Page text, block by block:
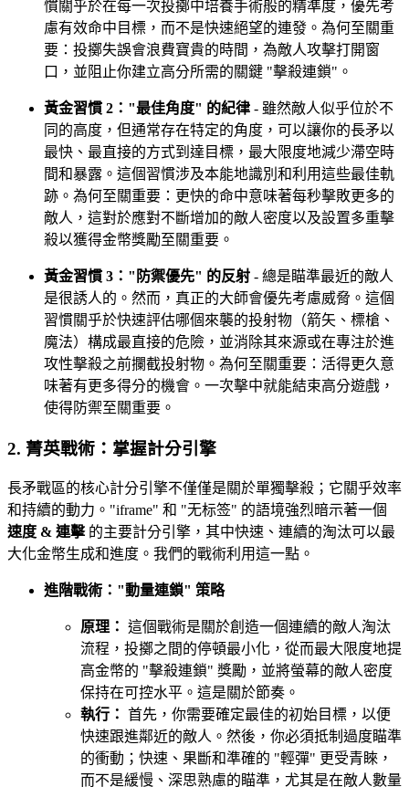
慣關乎於在每一次投擲中培養手術般的精準度，優先考
慮有效命中目標，而不是快速絕望的連發。為何至關重
要：投擲失誤會浪費寶貴的時間，為敵人攻擊打開窗
口，並阻止你建立高分所需的關鍵 "擊殺連鎖"。
黃金習慣 2："最佳角度" 的紀律 - 雖然敵人似乎位於不
同的高度，但通常存在特定的角度，可以讓你的長矛以
最快、最直接的方式到達目標，最大限度地減少滯空時
間和暴露。這個習慣涉及本能地識別和利用這些最佳軌
跡。為何至關重要：更快的命中意味著每秒擊敗更多的
敵人，這對於應對不斷增加的敵人密度以及設置多重擊
殺以獲得金幣獎勵至關重要。
黃金習慣 3："防禦優先" 的反射 - 總是瞄準最近的敵人
是很誘人的。然而，真正的大師會優先考慮威脅。這個
習慣關乎於快速評估哪個來襲的投射物（箭矢、標槍、
魔法）構成最直接的危險，並消除其來源或在專注於進
攻性擊殺之前攔截投射物。為何至關重要：活得更久意
味著有更多得分的機會。一次擊中就能結束高分遊戲，
使得防禦至關重要。
2. 菁英戰術：掌握計分引擎
長矛戰區的核心計分引擎不僅僅是關於單獨擊殺；它關乎效率
和持續的動力。"iframe" 和 "无标签" 的語境強烈暗示著一個
速度 & 連擊的主要計分引擎，其中快速、連續的淘汰可以最
大化金幣生成和進度。我們的戰術利用這一點。
進階戰術："動量連鎖" 策略
原理： 這個戰術是關於創造一個連續的敵人淘汰
流程，投擲之間的停頓最小化，從而最大限度地提
高金幣的 "擊殺連鎖" 獎勵，並將螢幕的敵人密度
保持在可控水平。這是關於節奏。
執行： 首先，你需要確定最佳的初始目標，以便
快速跟進鄰近的敵人。然後，你必須抵制過度瞄準
的衝動；快速、果斷和準確的 "輕彈" 更受青睞，
而不是緩慢、深思熟慮的瞄準，尤其是在敵人數量